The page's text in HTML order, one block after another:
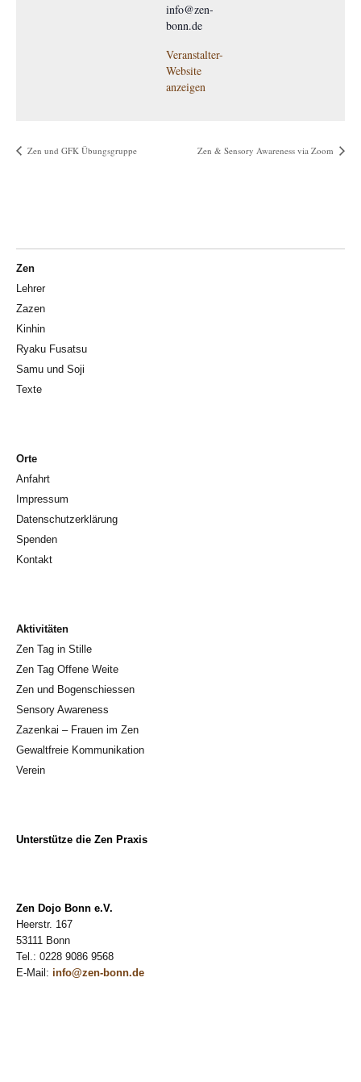
info@zen-
bonn.de
Veranstalter-
Website
anzeigen
Zen und GFK Übungsgruppe Zen & Sensory Awareness via Zoom
Zen
Lehrer
Zazen
Kinhin
Ryaku Fusatsu
Samu und Soji
Texte
Orte
Anfahrt
Impressum
Datenschutzerklärung
Spenden
Kontakt
Aktivitäten
Zen Tag in Stille
Zen Tag Offene Weite
Zen und Bogenschiessen
Sensory Awareness
Zazenkai – Frauen im Zen
Gewaltfreie Kommunikation
Verein
Unterstütze die Zen Praxis
Zen Dojo Bonn e.V.
Heerstr. 167
53111 Bonn
Tel.: 0228 9086 9568
E-Mail: info@zen-bonn.de